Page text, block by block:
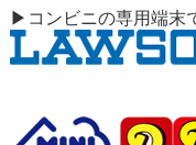
▶コンビニの専用端末